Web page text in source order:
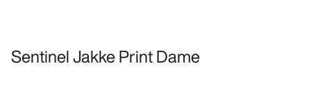
Sentinel Jakke Print Dame